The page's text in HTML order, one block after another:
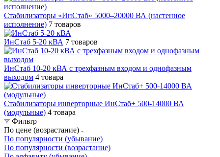
Стабилизаторы «ИнСтаб» 5000–20000 ВА (настенное
исполнение) 7 товаров
ИнСтаб 5-20 кВА 7 товаров
ИнСтаб 10-20 кВА с трехфазным входом и однофазным
выходом 4 товара
Стабилизаторы инверторные ИнСтаб+ 500-14000 ВА
(модульные) 4 товара
Фильтр
По цене (возрастание)
По популярности (убывание)
По популярности (возрастание)